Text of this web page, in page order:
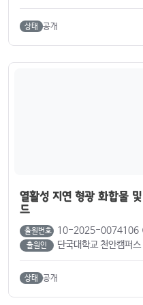
상태 공개
열활성 지연 형광 화합물
드
출원번호 10-2025-
출원인 단국대학교 천안캠퍼스
상태 공개